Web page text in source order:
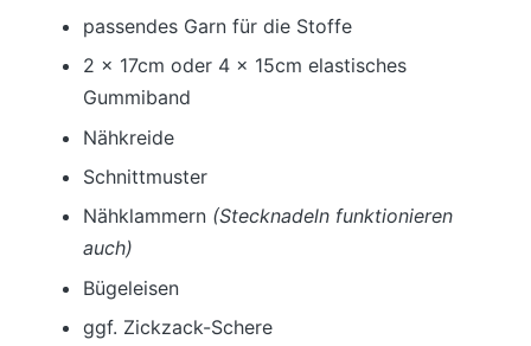
passendes Garn für die Stoffe
2 x 17cm oder 4 x 15cm elastisches
Gummiband
Nähkreide
Schnittmuster
Nähklammern (Stecknadeln funktionieren
auch)
Bügeleisen
ggf. Zickzack-Schere